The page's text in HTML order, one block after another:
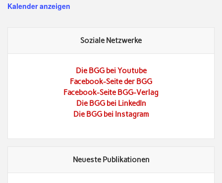
Kalender anzeigen
Soziale Netzwerke
Die BGG bei Youtube
Facebook-Seite der BGG
Facebook-Seite BGG-Verlag
Die BGG bei LinkedIn
Die BGG bei Instagram
Neueste Publikationen